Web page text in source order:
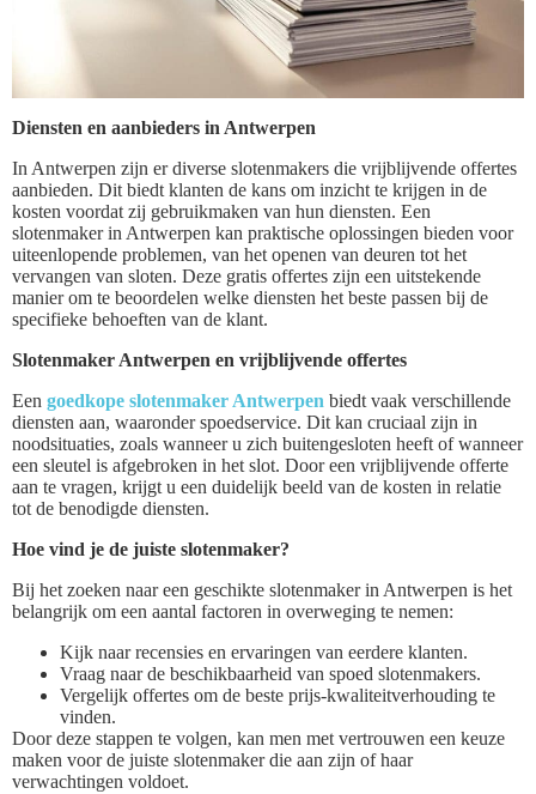
Diensten en aanbieders in Antwerpen
In Antwerpen zijn er diverse slotenmakers die vrijblijvende offertes
aanbieden. Dit biedt klanten de kans om inzicht te krijgen in de
kosten voordat zij gebruikmaken van hun diensten. Een
slotenmaker in Antwerpen kan praktische oplossingen bieden voor
uiteenlopende problemen, van het openen van deuren tot het
vervangen van sloten. Deze gratis offertes zijn een uitstekende
manier om te beoordelen welke diensten het beste passen bij de
specifieke behoeften van de klant.
Slotenmaker Antwerpen en vrijblijvende offertes
Een goedkope slotenmaker Antwerpen biedt vaak verschillende
diensten aan, waaronder spoedservice. Dit kan cruciaal zijn in
noodsituaties, zoals wanneer u zich buitengesloten heeft of wanneer
een sleutel is afgebroken in het slot. Door een vrijblijvende offerte
aan te vragen, krijgt u een duidelijk beeld van de kosten in relatie
tot de benodigde diensten.
Hoe vind je de juiste slotenmaker?
Bij het zoeken naar een geschikte slotenmaker in Antwerpen is het
belangrijk om een aantal factoren in overweging te nemen:
Kijk naar recensies en ervaringen van eerdere klanten.
Vraag naar de beschikbaarheid van spoed slotenmakers.
Vergelijk offertes om de beste prijs-kwaliteitverhouding te
vinden.
Door deze stappen te volgen, kan men met vertrouwen een keuze
maken voor de juiste slotenmaker die aan zijn of haar
verwachtingen voldoet.